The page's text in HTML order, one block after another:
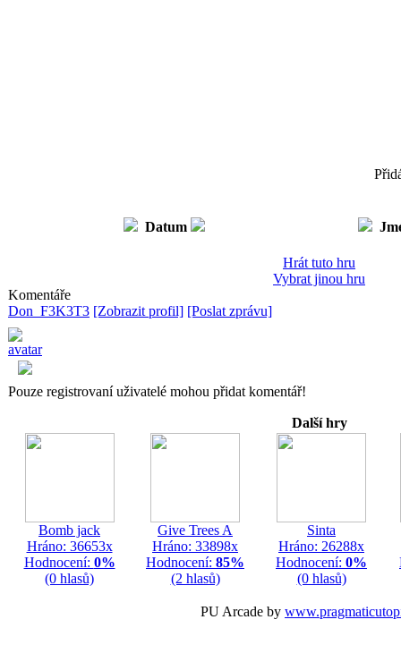
Datum
Hrát tuto hru
Vybrat jinou hru
Komentáře
Don_F3K3T3 [Zobrazit profil] [Poslat zprávu]
Pouze registrovaní uživatelé mohou přidat komentář!
Další hry
Bomb jack
Hráno: 36653x
Hodnocení: 0%
(0 hlasů)
Give Trees A
Hráno: 33898x
Hodnocení: 85%
(2 hlasů)
Sinta
Hráno: 26288x
Hodnocení: 0%
(0 hlasů)
PU Arcade by